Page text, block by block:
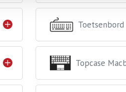
Toetsenbord
Topcase